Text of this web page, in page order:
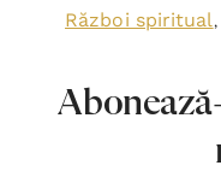
Război spiritual,